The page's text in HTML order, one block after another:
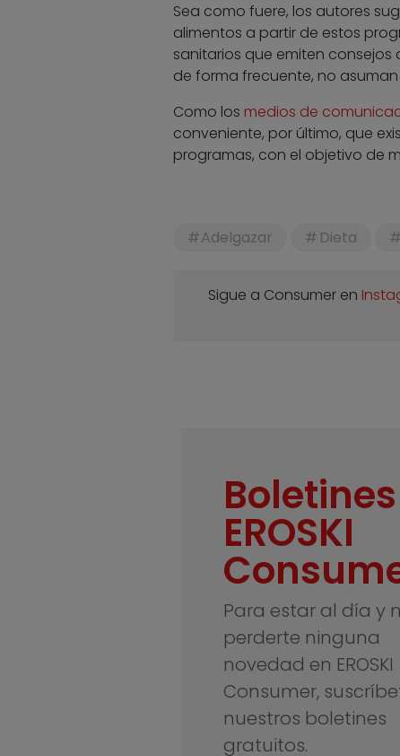
Sea como fuere, los autores
alimentos a partir de estos
sanitarios que emiten
de forma frecuente, no
Como los medios de
conveniente, por último, que
programas, con el objetivo de
Adelgazar Dieta
Sigue a Consumer en
Boletines
EROSKI
Para estar al día y
perderte ninguna
novedad en EROSKI
Consumer,
nuestros boletines
gratuitos.